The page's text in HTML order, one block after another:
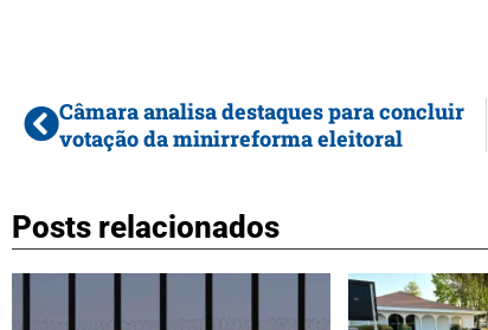
Câmara analisa destaques para concluir
votação da minirreforma eleitoral
Posts relacionados